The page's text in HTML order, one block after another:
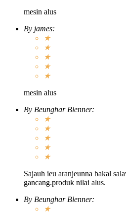
mesin alus
By james:
★
★
★
★
★
mesin alus
By Beunghar Blenner:
★
★
★
★
★
Sajauh ieu aranjeunna bakal
gancang.produk nilai alus.
By Beunghar Blenner:
★